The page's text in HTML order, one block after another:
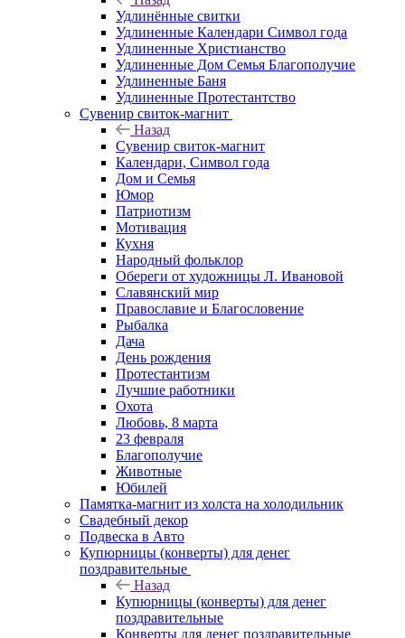
Удлинённые свитки
Удлиненные Календари Символ года
Удлиненные Христианство
Удлиненные Дом Семья Благополучие
Удлиненные Баня
Удлиненные Протестантство
Сувенир свиток-магнит
Назад
Сувенир свиток-магнит
Календари, Символ года
Дом и Семья
Юмор
Патриотизм
Мотивация
Кухня
Народный фольклор
Обереги от художницы Л. Ивановой
Славянский мир
Православие и Благословение
Рыбалка
Дача
День рождения
Протестантизм
Лучшие работники
Охота
Любовь, 8 марта
23 февраля
Благополучие
Животные
Юбилей
Памятка-магнит из холста на холодильник
Свадебный декор
Подвеска в Авто
Купюрницы (конверты) для денег
поздравительные
Назад
Купюрницы (конверты) для денег
поздравительные
Конверты для денег поздравительные